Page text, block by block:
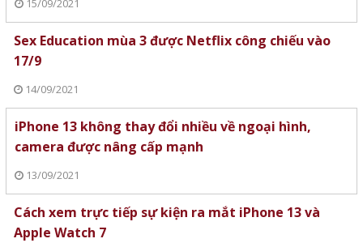
15/09/2021
Sex Education mùa 3 được Netflix công chiếu vào
17/9
14/09/2021
iPhone 13 không thay đổi nhiều về ngoại hình,
camera được nâng cấp mạnh
13/09/2021
Cách xem trực tiếp sự kiện ra mắt iPhone 13 và
Apple Watch 7